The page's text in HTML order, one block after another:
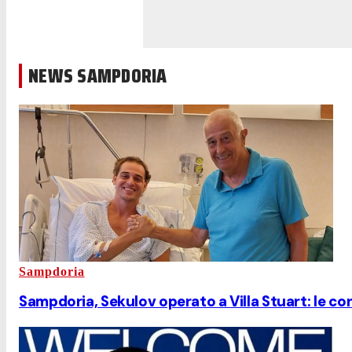
NEWS SAMPDORIA
Sampdoria
Sampdoria, Sekulov operato a Villa Stuart: le